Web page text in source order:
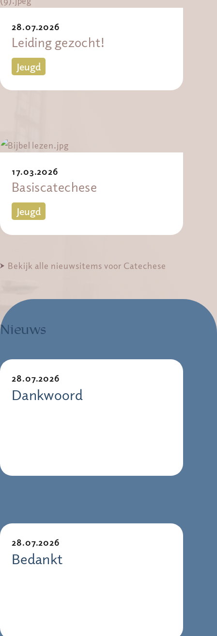
28.07.2026
Leiding gezocht!
Jeugd
17.03.2026
Basiscatechese
Jeugd
Bekijk alle nieuwsitems voor Catechese
Nieuws
28.07.2026
Dankwoord
28.07.2026
Bedankt